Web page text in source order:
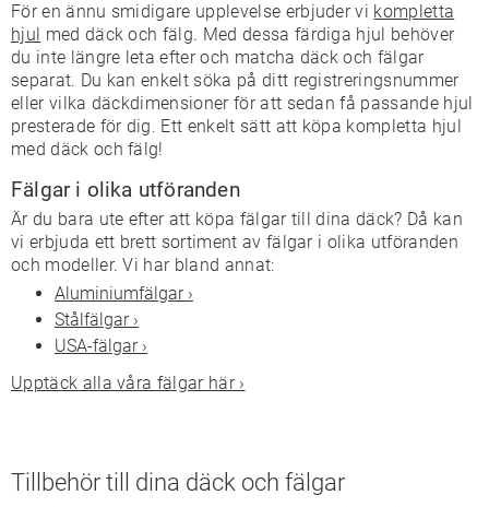
För en ännu smidigare upplevelse erbjuder vi kompletta
hjul med däck och fälg. Med dessa färdiga hjul behöver
du inte längre leta efter och matcha däck och fälgar
separat. Du kan enkelt söka på ditt registreringsnummer
eller vilka däckdimensioner för att sedan få passande hjul
presterade för dig. Ett enkelt sätt att köpa kompletta hjul
med däck och fälg!
Fälgar i olika utföranden
Är du bara ute efter att köpa fälgar till dina däck? Då kan
vi erbjuda ett brett sortiment av fälgar i olika utföranden
och modeller. Vi har bland annat:
Aluminiumfälgar ›
Stålfälgar ›
USA-fälgar ›
Upptäck alla våra fälgar här ›
Tillbehör till dina däck och fälgar